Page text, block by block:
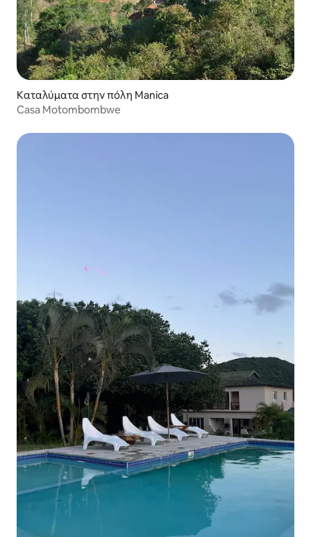
Καταλύματα στην πόλη Manica
Casa Motombombwe